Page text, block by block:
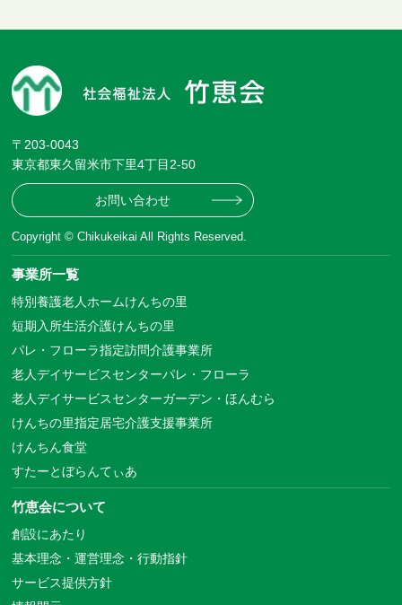
〒203-0043
東京都東久留米市下里4丁目2-50
お問い合わせ
Copyright © Chikukeikai All Rights Reserved.
事業所一覧
特別養護老人ホームけんちの里
短期入所生活介護けんちの里
パレ・フローラ指定訪問介護事業所
老人デイサービスセンターパレ・フローラ
老人デイサービスセンターガーデン・ほんむら
けんちの里指定居宅介護支援事業所
けんちん食堂
すたーとぼらんてぃあ
竹恵会について
創設にあたり
基本理念・運営理念・行動指針
サービス提供方針